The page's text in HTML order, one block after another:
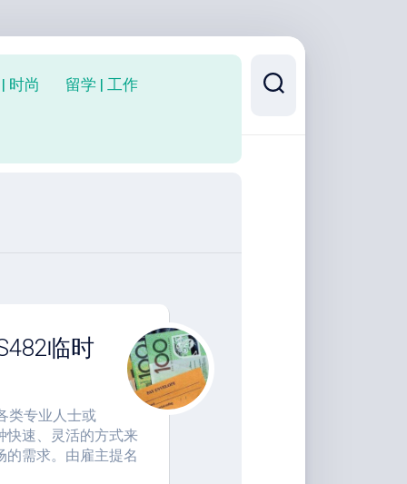
时尚 留学 | 工作
临时
类专业人士或
快速、灵活的方式来
的需求。由雇主提名